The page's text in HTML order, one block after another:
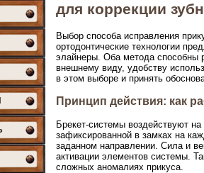
для коррекции
Выбор способа исправления
ортодонтические технологии
элайнеры. Оба метода способны
внешнему виду, удобству
в этом выборе и принять
Принцип действия: как
Брекет-системы воздействуют
зафиксированной в замках на
заданном направлении. Сила и
активации элементов системы.
сложных аномалиях прикуса.